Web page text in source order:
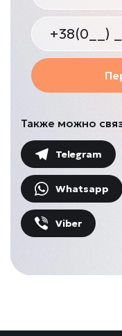
Также можно
Telegram
Whatsapp
Viber